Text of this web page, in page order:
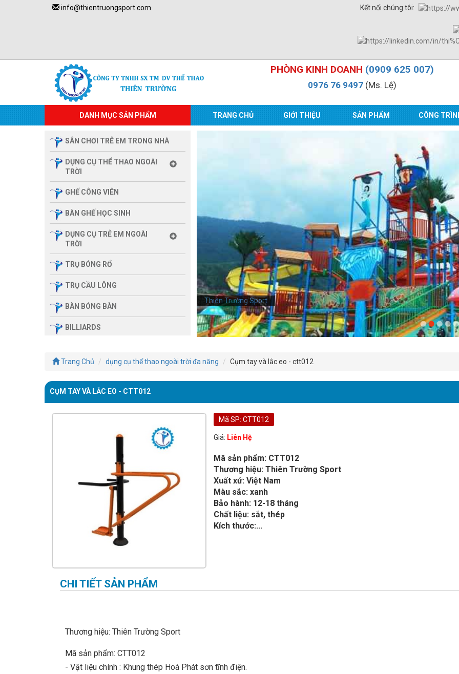
info@thientruongsport.com Kết nối chúng tôi:
PHÒNG KINH DOANH (0909 625 007)
0976 76 9497(Ms. Lệ)
DANH MỤC SẢN PHẨM TRANG CHỦ GIỚI THIỆU SẢN PHẨM CÔNG
SÂN CHƠI TRẺ EM TRONG NHÀ
DỤNG CỤ THỂ THAO NGOÀI
TRỜI
GHẾ CÔNG VIÊN
BÀN GHẾ HỌC SINH
DỤNG CỤ TRẺ EM NGOÀI
TRỜI
TRỤ BÓNG RỔ
TRỤ CẦU LÔNG
BÀN BÓNG BÀN
BILLIARDS
ĐÌNH
IMPULSE FITNESS
THIẾT BỊ PHÒNG GYM THIÊN
CỎ NHÂN TẠO
Thiên Trường Sport
Trang Chủ dụng cụ thể thao ngoài trời đa năng Cụm tay và lắc eo - ctt012
CỤM TAY VÀ LẮC EO - CTT012
Mã SP: CTT012
Giá: Liên Hệ
Mã sản phẩm: CTT012
Thương hiệu: Thiên Trường Sport
Xuất xứ: Việt Nam
Màu sắc: xanh
Bảo hành: 12-18 tháng
Chất liệu: sắt, thép
Kích thước:...
CHI TIẾT SẢN PHẨM
Thương hiệu: Thiên Trường Sport
Mã sản phẩm: CTT012
- Vật liệu chính : Khung thép Hoà Phát sơn tĩnh điện.